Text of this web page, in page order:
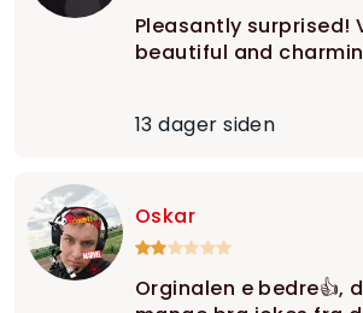
Pleasantly surprised!
beautiful and
13 dager siden
Oskar
Orginalen e bedre👍,